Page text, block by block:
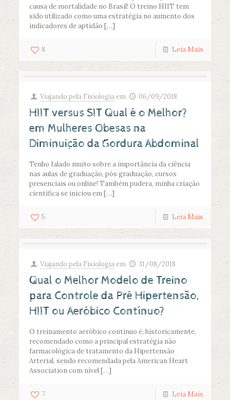
causa de mortalidade no Brasil! O treino HIIT tem
sido utilizado como uma estratégia no aumento dos
indicadores de aptidão […]
8 Leia Mais
Viajando pela Fisiologia em 06/09/2018
HIIT versus SIT Qual é o Melhor?
em Mulheres Obesas na
Diminuição da Gordura Abdominal
Tenho falado muito sobre a importância da ciência
nas aulas de graduação, pós graduação, cursos
presenciais ou online! Também pudera, minha criação
científica se iniciou em[…]
5 Leia Mais
Viajando pela Fisiologia em 31/08/2018
Qual o Melhor Modelo de Treino
para Controle da Pré Hipertensão,
HIIT ou Aeróbico Contínuo?
O treinamento aeróbico contínuo é, historicamente,
recomendado como a principal estratégia não
farmacológica de tratamento da Hipertensão
Arterial, sendo recomendada pela American Heart
Association com nível[…]
7 Leia Mais